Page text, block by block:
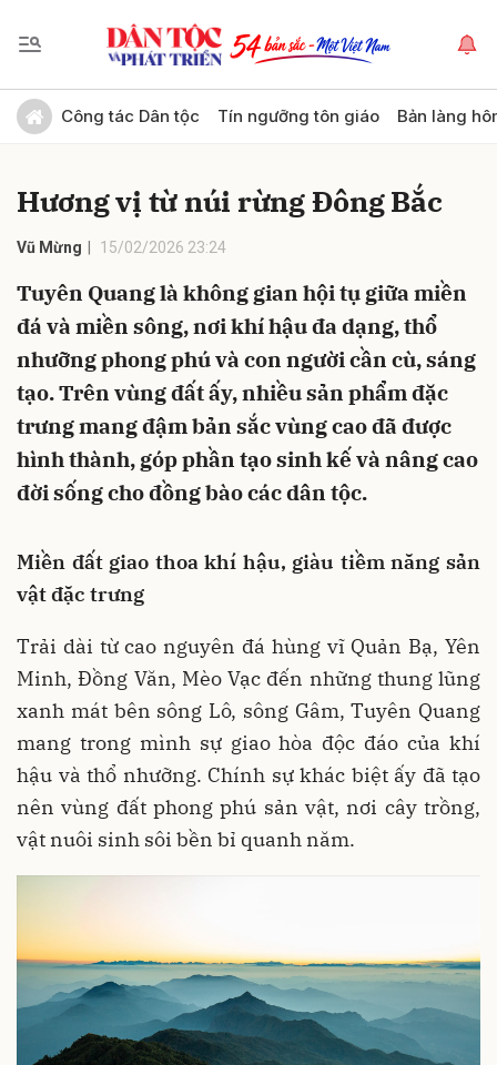
Công tác Dân tộc Tín ngưỡng tôn giáo Bản làng
Hương vị từ núi rừng Đông Bắc
Vũ Mừng 15/02/2026 23:24
Tuyên Quang là không gian hội tụ giữa miền
đá và miền sông, nơi khí hậu đa dạng, thổ
nhưỡng phong phú và con người cần cù, sáng
tạo. Trên vùng đất ấy, nhiều sản phẩm đặc
trưng mang đậm bản sắc vùng cao đã được
hình thành, góp phần tạo sinh kế và nâng cao
đời sống cho đồng bào các dân tộc.
Miền đất giao thoa khí hậu, giàu tiềm năng sản
vật đặc trưng
Trải dài từ cao nguyên đá hùng vĩ Quản Bạ, Yên
Minh, Đồng Văn, Mèo Vạc đến những thung lũng
xanh mát bên sông Lô, sông Gâm, Tuyên Quang
mang trong mình sự giao hòa độc đáo của khí
hậu và thổ nhưỡng. Chính sự khác biệt ấy đã tạo
nên vùng đất phong phú sản vật, nơi cây trồng,
vật nuôi sinh sôi bền bỉ quanh năm.
Gửi bình luận
Hủy Gửi